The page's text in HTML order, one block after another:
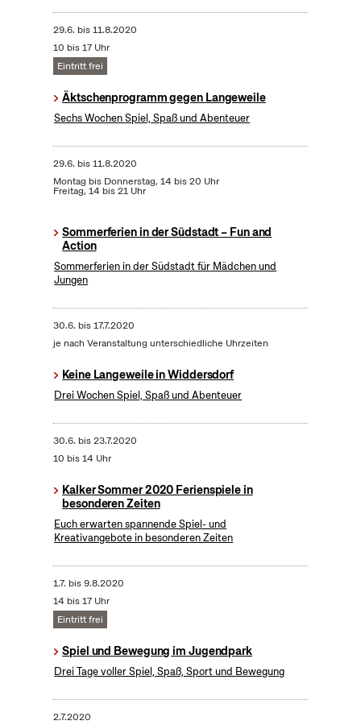
29.6. bis11.8.2020
10 bis 17 Uhr
Eintritt frei
Äktschenprogramm gegen Langeweile
Sechs Wochen Spiel, Spaß und Abenteuer
29.6. bis11.8.2020
Montag bis Donnerstag, 14 bis 20 Uhr
Freitag, 14 bis 21 Uhr
Sommerferien in der Südstadt – Fun and
Action
Sommerferien in der Südstadt für Mädchen und
Jungen
30.6. bis17.7.2020
je nach Veranstaltung unterschiedliche Uhrzeiten
Keine Langeweile in Widdersdorf
Drei Wochen Spiel, Spaß und Abenteuer
30.6. bis23.7.2020
10 bis 14 Uhr
Kalker Sommer 2020 Ferienspiele in
besonderen Zeiten
Euch erwarten spannende Spiel- und
Kreativangebote in besonderen Zeiten
1.7. bis9.8.2020
14 bis 17 Uhr
Eintritt frei
Spiel und Bewegung im Jugendpark
Drei Tage voller Spiel, Spaß, Sport und Bewegung
2.7.2020